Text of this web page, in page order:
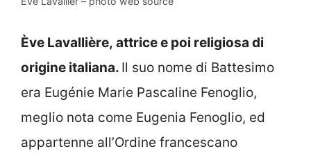
Ève Lavallière, attrice e poi religiosa di
origine italiana. Il suo nome di Battesimo
era Eugénie Marie Pascaline Fenoglio,
meglio nota come Eugenia Fenoglio, ed
appartenne all’Ordine francescano